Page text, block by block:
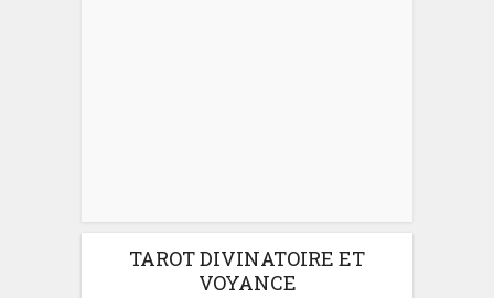
TAROT DIVINATOIRE ET
VOYANCE